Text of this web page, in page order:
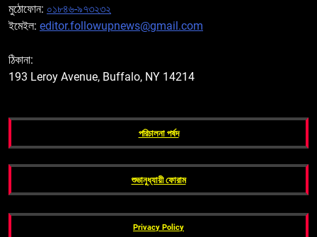
মুঠোফোন: ০১৮৪৬-৯৭৩২৩২
ইমেইল: editor.followupnews@gmail.com
ঠিকানা:
193 Leroy Avenue, Buffalo, NY 14214
পরিচালনা পর্ষদ
শুভানুধ্যায়ী ফোরাম
Privacy Policy